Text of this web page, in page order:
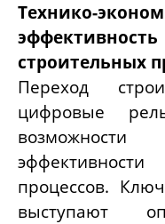
Технико-
строительных
Переход
цифровые
процессов.
выступают